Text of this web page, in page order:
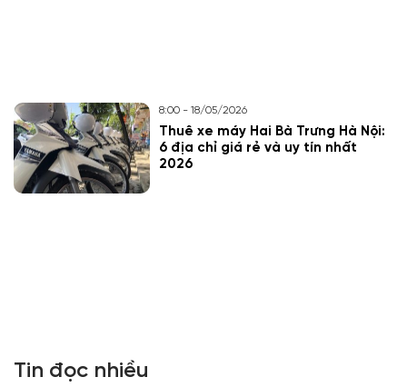
Tin đọc nhiều
8:00 - 18/05/2026
Thuê xe máy Hai Bà Trưng Hà Nội:
6 địa chỉ giá rẻ và uy tín nhất
2026